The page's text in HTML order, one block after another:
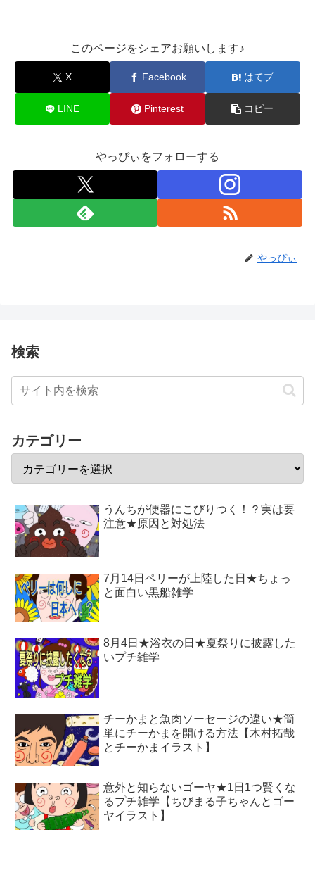
このページをシェアお願いします♪︎
X Facebook はてブ
LINE Pinterest コピー
やっぴぃをフォローする
やっぴぃ
検索
カテゴリー
うんちが便器にこびりつく！？実は要
注意★原因と対処法
7月14日ペリーが上陸した日★ちょっ
と面白い黒船雑学
8月4日★浴衣の日★夏祭りに披露した
いプチ雑学
チーかまと魚肉ソーセージの違い★簡
単にチーかまを開ける方法【木村拓哉
とチーかまイラスト】
意外と知らないゴーヤ★1日1つ賢くな
るプチ雑学【ちびまる子ちゃんとゴー
ヤイラスト】